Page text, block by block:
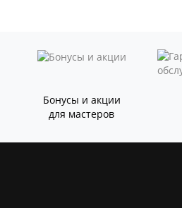
Бонусы и акции
для мастеров